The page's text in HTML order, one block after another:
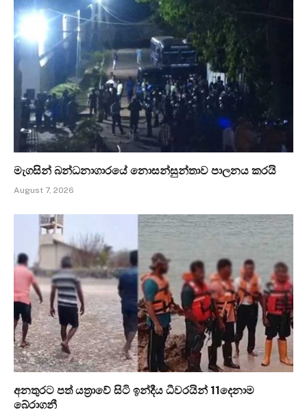
මැගසින් බන්ධනාගාරයේ නොසන්සුන්තාව පාලනය කරයි
August 7, 2026
අනතුරට පත් යත්‍රාවේ සිටි ඉන්දීය ධීවරයින් 11දෙනාම
බේරාගනී